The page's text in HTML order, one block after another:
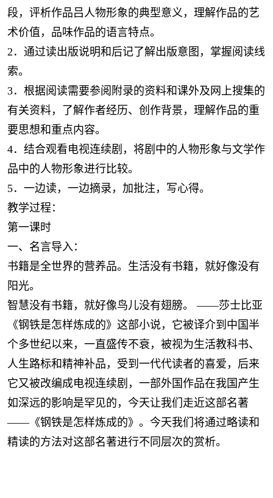
段，评析作品吕人物形象的典型意义，理解作品的艺
术价值，品味作品的语言特点。
2．通过读出版说明和后记了解出版意图，掌握阅读线
索。
3．根据阅读需要参阅附录的资料和课外及网上搜集的
有关资料，了解作者经历、创作背景，理解作品的重
要思想和重点内容。
4．结合观看电视连续剧，将剧中的人物形象与文学作
品中的人物形象进行比较。
5．一边读，一边摘录，加批注，写心得。
教学过程：
第一课时
一、名言导入：
书籍是全世界的营养品。生活没有书籍，就好像没有
阳光。
智慧没有书籍，就好像鸟儿没有翅膀。 ——莎士比亚
《钢铁是怎样炼成的》这部小说，它被译介到中国半
个多世纪以来，一直盛传不衰，被视为生活教科书、
人生路标和精神补品，受到一代代读者的喜爱，后来
它又被改编成电视连续剧，一部外国作品在我国产生
如深远的影响是罕见的，今天让我们走近这部名著
——《钢铁是怎样炼成的》。今天我们将通过略读和
精读的方法对这部名著进行不同层次的赏析。